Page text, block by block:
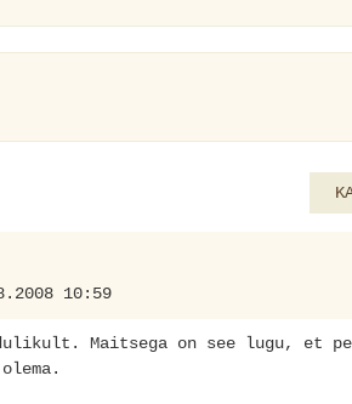
10:59
Maitsega on see lugu, et